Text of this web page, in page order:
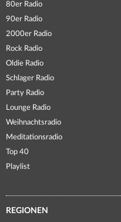
80er Radio
90er Radio
2000er Radio
Rock Radio
Oldie Radio
Schlager Radio
Party Radio
Lounge Radio
Weihnachtsradio
Meditationsradio
Top 40
Playlist
REGIONEN